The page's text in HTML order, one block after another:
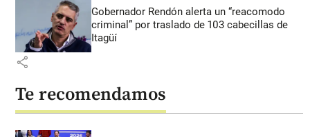
Gobernador Rendón alerta un “reacomodo
criminal” por traslado de 103 cabecillas de
Itagüí
share
Te recomendamos